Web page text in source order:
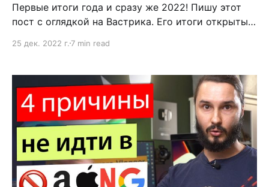
Первые итоги года и сразу же 2022! Пишу этот
пост с оглядкой на Вастрика. Его итоги открыты
2021 года мы праздновали с размахом. Это был
за 150 евро. Дешевка, знаю. Купил красивые
25 дек. 2022 г. 7 min read